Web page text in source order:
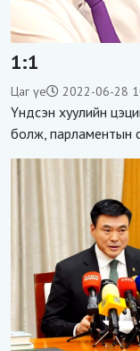
1:1
Цаг үе 2022-06-28
Үндсэн хуулийн
болж, парламентын